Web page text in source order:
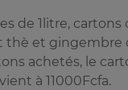
de 1litre, cartons
thè et gingembre
achetés, le
à 11000Fcfa.